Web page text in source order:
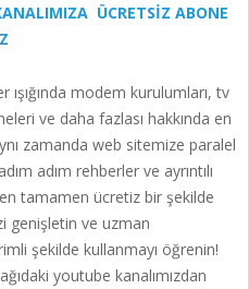
ÜCRETSİZ ABONE
modem kurulumları, tv
ve daha fazlası hakkında en
zamanda web sitemize paralel
adım rehberler ve ayrıntılı
tamamen ücretiz bir şekilde
genişletin ve uzman
şekilde kullanmayı öğrenin!
youtube kanalımızdan